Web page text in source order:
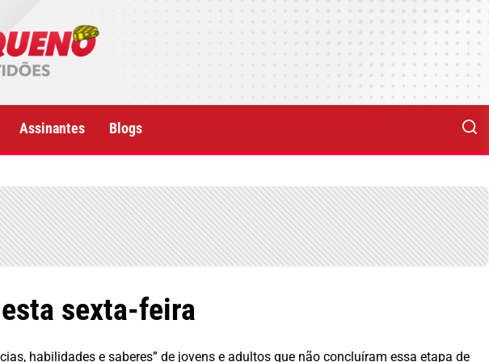
Assinantes Blogs
sexta-feira
habilidades e saberes” de jovens e adultos que não concluíram essa etapa de